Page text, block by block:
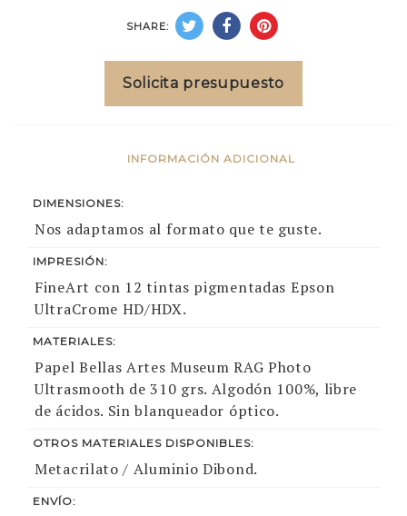
SHARE:
Solicita presupuesto
INFORMACIÓN ADICIONAL
DIMENSIONES:
Nos adaptamos al formato que te guste.
IMPRESIÓN:
FineArt con 12 tintas pigmentadas Epson
UltraCrome HD/HDX.
MATERIALES:
Papel Bellas Artes Museum RAG Photo
Ultrasmooth de 310 grs. Algodón 100%, libre
de ácidos. Sin blanqueador óptico.
OTROS MATERIALES DISPONIBLES:
Metacrilato / Aluminio Dibond.
ENVÍO: